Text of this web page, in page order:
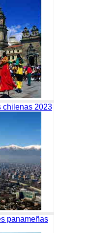
chilenas 2023
panameñas